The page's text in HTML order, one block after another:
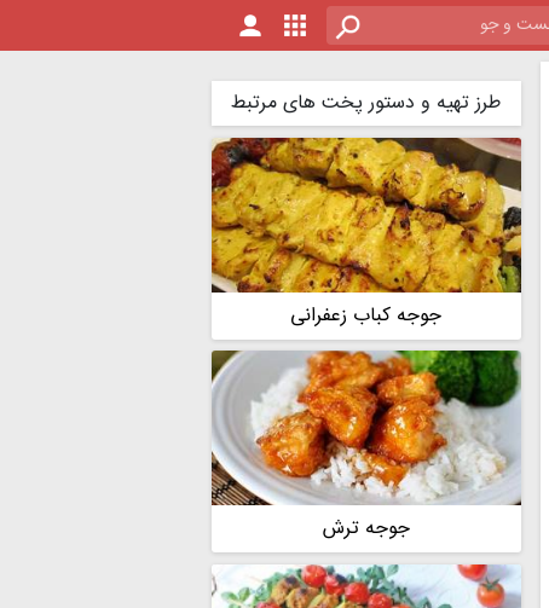
طرز تهیه و دستور پخت های مرتبط
جوجه کباب زعفرانی
جوجه ترش